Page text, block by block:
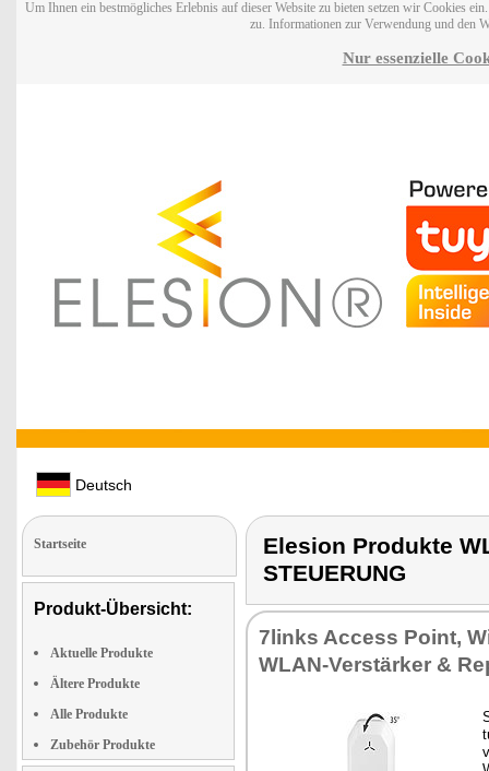
Um Ihnen ein bestmögliches Erlebnis auf dieser Website zu bieten setzen wir Cookies
zu. Informationen zur Verwendung und den
Nur essenzielle
Deutsch
Startseite
Produkt-Übersicht:
Aktuelle Produkte
Ältere Produkte
Alle Produkte
Zubehör Produkte
Elesion Produkte
STEUERUNG
7links Ac­cess Point,
WLAN-Ver­stär­ker &